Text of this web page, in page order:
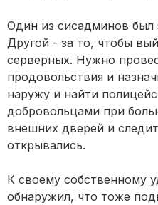
Один из сисадминов был
Другой - за то, чтобы
cерверных. Нужно
продовольствия и
наружу и найти
добровольцами при
внешних дверей и
открывались.
К своему собственному
обнаружил, что тоже